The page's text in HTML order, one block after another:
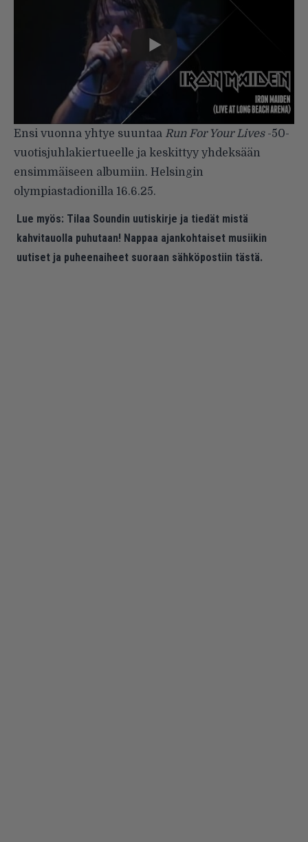
Ensi vuonna yhtye suuntaa Run For Your Lives-50-
vuotisjuhlakiertueelle ja keskittyy yhdeksään
ensimmäiseen albumiin. Helsingin
olympiastadionilla 16.6.25.
Lue myös: Tilaa Soundin uutiskirje ja tiedät mistä
kahvitauolla puhutaan! Nappaa ajankohtaiset musiikin
uutiset ja puheenaiheet suoraan sähköpostiin tästä.